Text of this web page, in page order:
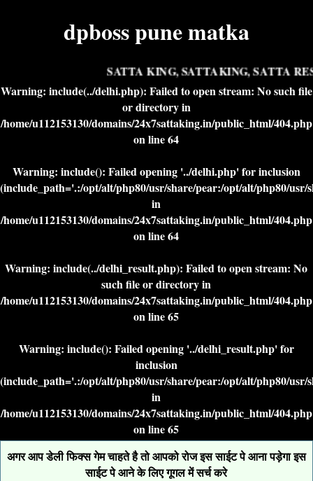
dpboss pune matka
SATTA KING, SATTAKING, SATTA
Warning: include(../delhi.php): Failed to open stream: No such file
or directory in
/home/u112153130/domains/24x7sattaking.in/public_html/404.php
on line64
Warning: include(): Failed opening '../delhi.php' for inclusion
(include_path='.:/opt/alt/php80/usr/share/pear:/opt/alt/php80/
in
/home/u112153130/domains/24x7sattaking.in/public_html/404.php
on line64
Warning: include(../delhi_result.php): Failed to open stream: No
such file or directory in
/home/u112153130/domains/24x7sattaking.in/public_html/404.php
on line65
Warning: include(): Failed opening '../delhi_result.php' for
inclusion
(include_path='.:/opt/alt/php80/usr/share/pear:/opt/alt/php80/
in
/home/u112153130/domains/24x7sattaking.in/public_html/404.php
on line65
अगर आप डेली फिक्स गेम चाहते है तो आपको रोज इस साईट पे आना पड़ेगा इस
साईट पे आने के लिए गूगल में सर्च करे